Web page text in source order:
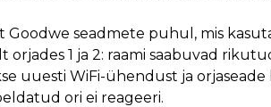
Goodwe seadmete puhul, mis
orjades 1 ja 2: raami saabuvad
uuesti WiFi-ühendust ja
ori ei reageeri.